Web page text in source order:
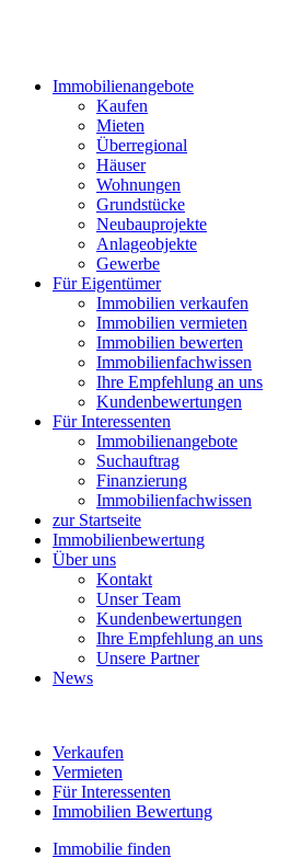
Immobilienangebote
Kaufen
Mieten
Überregional
Häuser
Wohnungen
Grundstücke
Neubauprojekte
Anlageobjekte
Gewerbe
Für Eigentümer
Immobilien verkaufen
Immobilien vermieten
Immobilien bewerten
Immobilienfachwissen
Ihre Empfehlung an uns
Kundenbewertungen
Für Interessenten
Immobilienangebote
Suchauftrag
Finanzierung
Immobilienfachwissen
zur Startseite
Immobilienbewertung
Über uns
Kontakt
Unser Team
Kundenbewertungen
Ihre Empfehlung an uns
Unsere Partner
News
Verkaufen
Vermieten
Für Interessenten
Immobilien Bewertung
Immobilie finden